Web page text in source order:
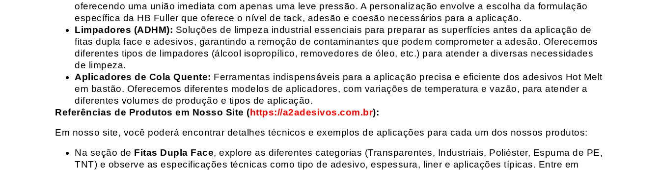
oferecendo uma união imediata com apenas uma leve pressão. A personalização envolve a escolha da formulação
específica da HB Fuller que oferece o nível de tack, adesão e coesão necessários para a aplicação.
Limpadores (ADHM): Soluções de limpeza industrial essenciais para preparar as superfícies antes da aplicação de
fitas dupla face e adesivos, garantindo a remoção de contaminantes que podem comprometer a adesão. Oferecemos
diferentes tipos de limpadores (álcool isopropílico, removedores de óleo, etc.) para atender a diversas necessidades
de limpeza.
Aplicadores de Cola Quente: Ferramentas indispensáveis para a aplicação precisa e eficiente dos adesivos Hot Melt
em bastão. Oferecemos diferentes modelos de aplicadores, com variações de temperatura e vazão, para atender a
diferentes volumes de produção e tipos de aplicação.
Referências de Produtos em Nosso Site (https://a2adesivos.com.br):
Em nosso site, você poderá encontrar detalhes técnicos e exemplos de aplicações para cada um dos nossos produtos:
Na seção de Fitas Dupla Face, explore as diferentes categorias (Transparentes, Industriais, Poliéster, Espuma de PE,
TNT) e observe as especificações técnicas como tipo de adesivo, espessura, liner e aplicações típicas. Entre em